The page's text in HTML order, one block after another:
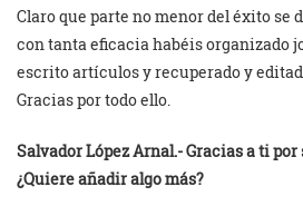
Claro que parte no menor del éxito se
con tanta eficacia habéis organizado
escrito artículos y recuperado y
Gracias por todo ello.
Salvador López Arnal.-Gracias a ti por
¿Quiere añadir algo más?